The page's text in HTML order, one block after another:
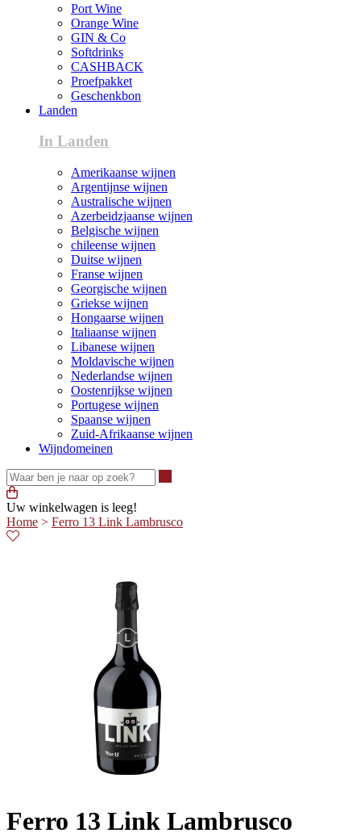
Port Wine
Orange Wine
GIN & Co
Softdrinks
CASHBACK
Proefpakket
Geschenkbon
Landen
In Landen
Amerikaanse wijnen
Argentijnse wijnen
Australische wijnen
Azerbeidzjaanse wijnen
Belgische wijnen
chileense wijnen
Duitse wijnen
Franse wijnen
Georgische wijnen
Griekse wijnen
Hongaarse wijnen
Italiaanse wijnen
Libanese wijnen
Moldavische wijnen
Nederlandse wijnen
Oostenrijkse wijnen
Portugese wijnen
Spaanse wijnen
Zuid-Afrikaanse wijnen
Wijndomeinen
Uw winkelwagen is leeg!
Home > Ferro 13 Link Lambrusco
Ferro 13 Link Lambrusco